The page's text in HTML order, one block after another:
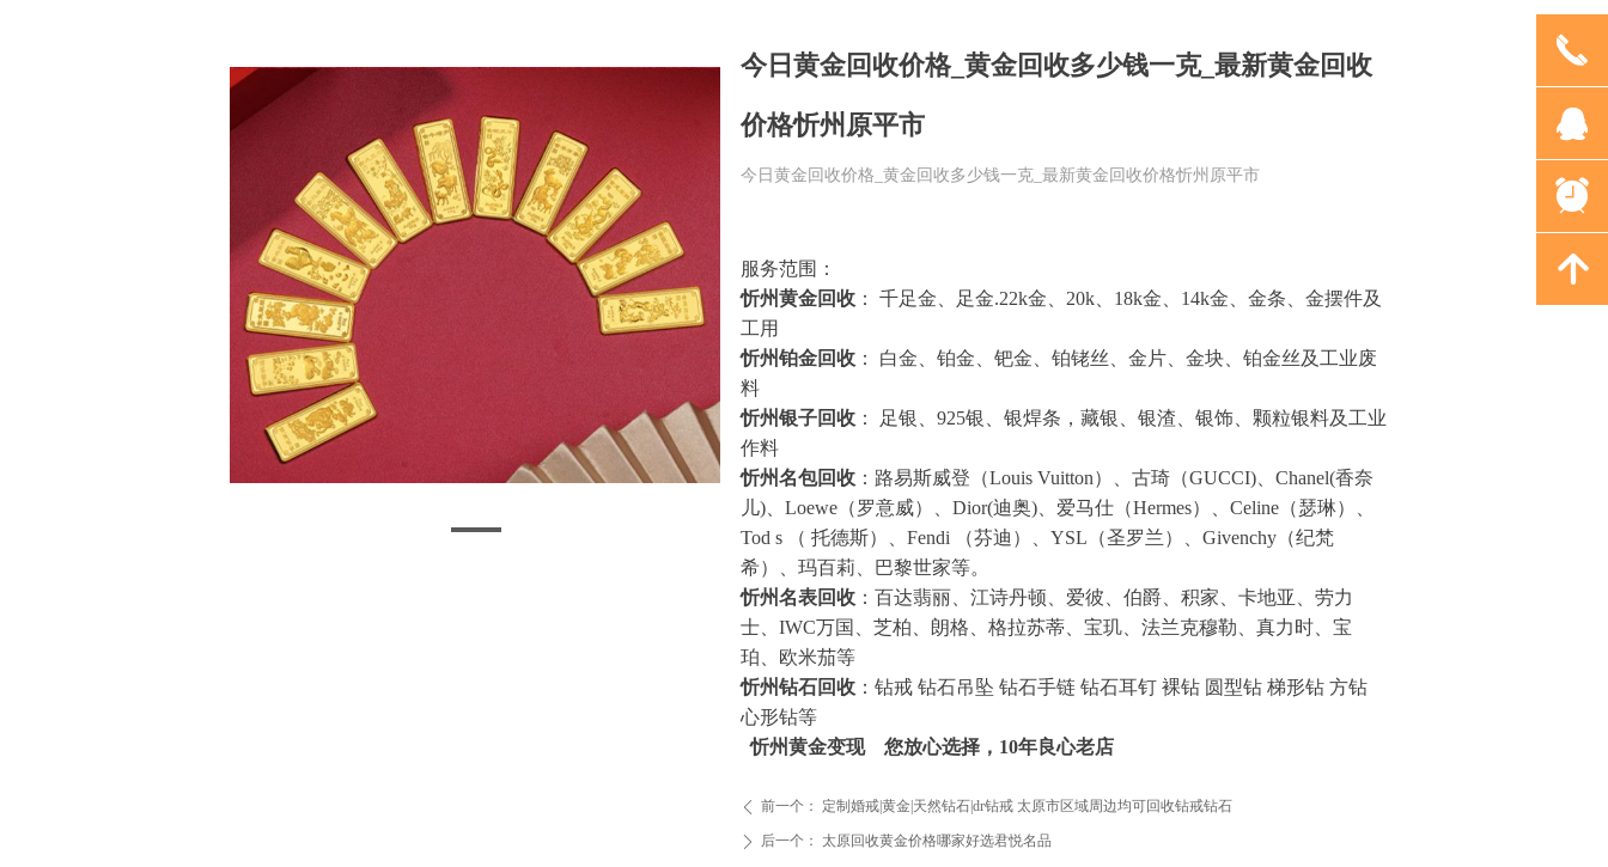
今日黄金回收价格_黄金回收多少钱一克_最新黄金回收
价格忻州原平市
今日黄金回收价格_黄金回收多少钱一克_最新黄金回收价格忻州原平市
ꄴ 前一个： 定制婚戒|黄金|天然钻石|dr钻戒 太原市区域周边均可回收钻戒钻石
ꄲ 后一个： 太原回收黄金价格哪家好选君悦名品
服务范围：
忻州黄金回收 ： 千足金、足金.22k金、20k、18k金、14k金、金条、金摆件及
工用
忻州铂金回收 ： 白金、铂金、钯金、铂铑丝、金片、金块、铂金丝及工业废
料
忻州银子回收 ： 足银、925银、银焊条，藏银、银渣、银饰、颗粒银料及工业
作料
忻州名包回收 ：路易斯威登（Louis Vuitton）、古琦（GUCCI)、Chanel(香奈
儿)、Loewe（罗意威）、Dior(迪奥)、爱马仕（Hermes）、Celine（瑟琳）、
Tod s （ 托德斯）、Fendi （芬迪）、YSL（圣罗兰）、Givenchy（纪梵
希）、玛百莉、巴黎世家等。
忻州名表回收 ：百达翡丽、江诗丹顿、爱彼、伯爵、积家、卡地亚、劳力
士、IWC万国、芝柏、朗格、格拉苏蒂、宝玑、法兰克穆勒、真力时、宝
珀、欧米茄等
忻州钻石回收 ：钻戒 钻石吊坠 钻石手链 钻石耳钉 裸钻 圆型钻 梯形钻 方钻
心形钻等
忻州黄金变现 您放心选择，10年良心老店
끅
뀩
뀥
녕